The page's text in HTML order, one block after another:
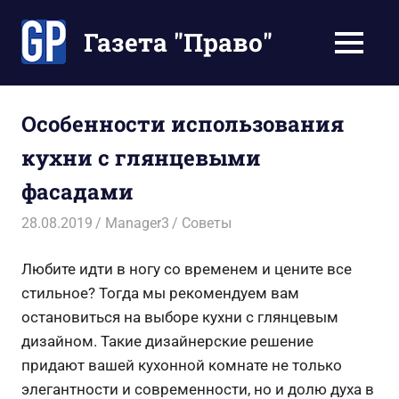
содержимомуГазета "Право"
экономят
Ваше
время
МЕНЮ
Особенности использования
кухни с глянцевыми
фасадами
28.08.2019 Manager3 Советы
Любите идти в ногу со временем и цените все
стильное? Тогда мы рекомендуем вам
остановиться на выборе кухни с глянцевым
дизайном. Такие дизайнерские решение
придают вашей кухонной комнате не только
элегантности и современности, но и долю духа в